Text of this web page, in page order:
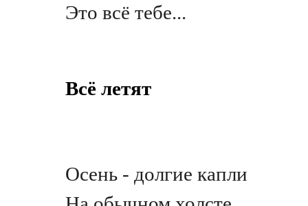
Это всё тебе...
Всё летят
Осень - долгие капли